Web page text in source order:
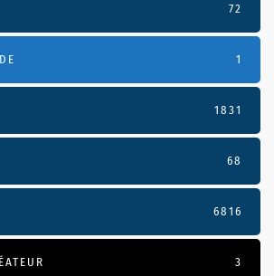
72
1
1831
68
6816
3